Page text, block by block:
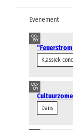
Evenement
CC-
BY
Klassiek
CC-
BY
Dans